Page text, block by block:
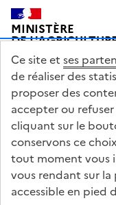
Pied de page
MINISTÈRE
DE
DE L'AGRO-
ET DE LA
ALIMENTAIRE
legifrance.gouv.fr
service-public.gouv.fr
Ce site et ses
de réaliser des
proposer des
accepter ou
cliquant sur le
conservons ce
tout moment vous
vous rendant sur la
accessible en pied